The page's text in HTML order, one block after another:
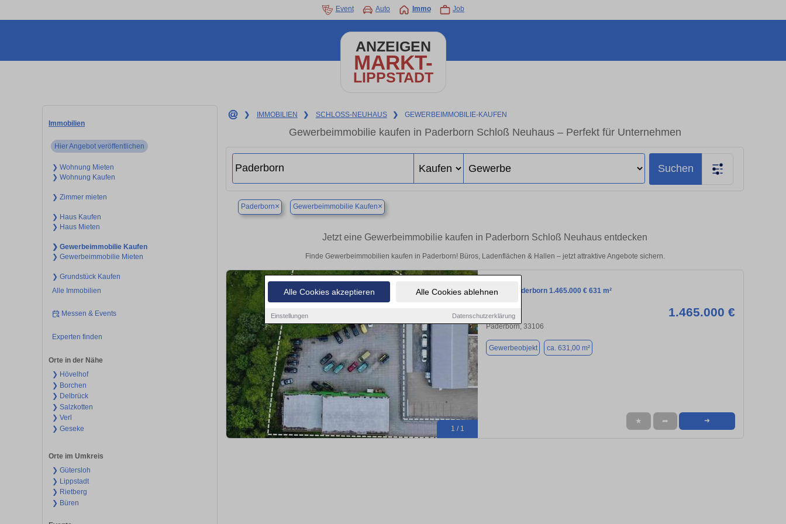
Alle Cookies akzeptieren Alle Cookies ablehnen
Einstellungen Datenschutzerklärung
Event Auto Immo Job
ANZEIGEN
MARKT-
LIPPSTADT
Immobilien
Hier Angebot veröffentlichen
❯ Wohnung Mieten
❯ Wohnung Kaufen
❯ Zimmer mieten
❯ Haus Kaufen
❯ Haus Mieten
❯ Gewerbeimmobilie Kaufen
❯ Gewerbeimmobilie Mieten
❯ Grundstück Kaufen
Alle Immobilien
Messen & Events
Experten finden
Orte in der Nähe
❯ Hövelhof
❯ Borchen
❯ Delbrück
❯ Salzkotten
❯ Verl
❯ Geseke
Orte im Umkreis
❯ Gütersloh
❯ Lippstadt
❯ Rietberg
❯ Büren
❯ IMMOBILIEN ❯ SCHLOSS-NEUHAUS ❯ GEWERBEIMMOBILIE-KAUFEN
Gewerbeimmobilie kaufen in Paderborn Schloß Neuhaus – Perfekt für Unternehmen
Suchen
Paderborn× Gewerbeimmobilie Kaufen×
Jetzt eine Gewerbeimmobilie kaufen in Paderborn Schloß Neuhaus entdecken
Finde Gewerbeimmobilien kaufen in Paderborn! Büros, Ladenflächen & Hallen – jetzt attraktive Angebote sichern.
1 / 1
Halle in Paderborn 1.465.000 € 631 m²
1.465.000 €
Paderborn, 33106
Gewerbeobjekt ca. 631,00 m²
★ ➦ ➜